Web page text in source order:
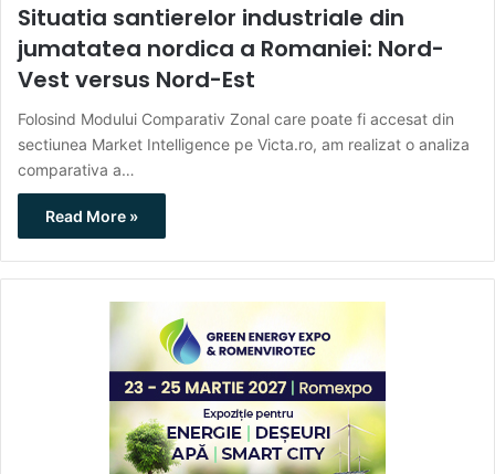
Situatia santierelor industriale din
jumatatea nordica a Romaniei: Nord-
Vest versus Nord-Est
Folosind Modului Comparativ Zonal care poate fi accesat din
sectiunea Market Intelligence pe Victa.ro, am realizat o analiza
comparativa a…
Read More »